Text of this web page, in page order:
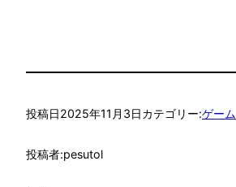
投稿日2025年11月3日カテゴリー:ゲーム
投稿者:pesutol